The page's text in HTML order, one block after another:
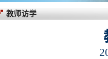
教师访学